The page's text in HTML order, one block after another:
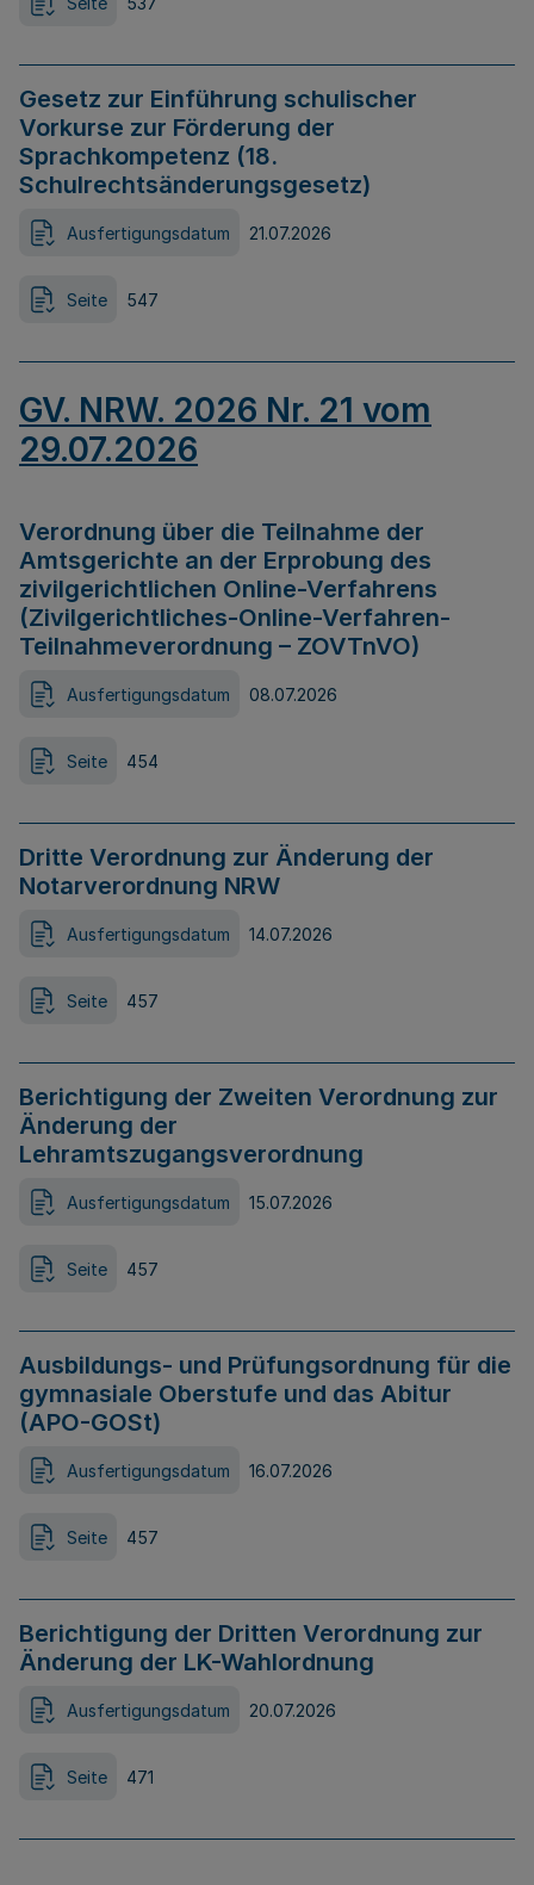
Gesetz zur Einführung schulischer
Vorkurse zur Förderung der
Sprachkompetenz (18.
Schulrechtsänderungsgesetz)
Ausfertigungsdatum 21.07.2026
Seite 547
GV. NRW. 2026 Nr. 21 vom
29.07.2026
Verordnung über die Teilnahme der
Amtsgerichte an der Erprobung des
zivilgerichtlichen Online-Verfahrens
(Zivilgerichtliches-Online-Verfahren-
Teilnahmeverordnung – ZOVTnVO)
Ausfertigungsdatum 08.07.2026
Seite 454
Dritte Verordnung zur Änderung der
Notarverordnung NRW
Ausfertigungsdatum 14.07.2026
Seite 457
Berichtigung der Zweiten Verordnung zur
Änderung der
Lehramtszugangsverordnung
Ausfertigungsdatum 15.07.2026
Seite 457
Ausbildungs- und Prüfungsordnung für die
gymnasiale Oberstufe und das Abitur
(APO-GOSt)
Ausfertigungsdatum 16.07.2026
Seite 457
Berichtigung der Dritten Verordnung zur
Änderung der LK-Wahlordnung
Ausfertigungsdatum 20.07.2026
Seite 471